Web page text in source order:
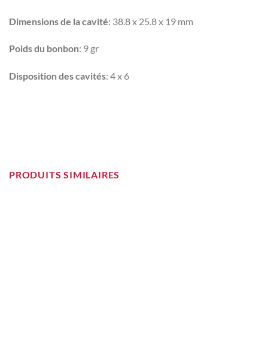
Dimensions de la cavité: 38.8 x 25.8 x 19 mm
Poids du bonbon: 9 gr
Disposition des cavités: 4 x 6
PRODUITS SIMILAIRES